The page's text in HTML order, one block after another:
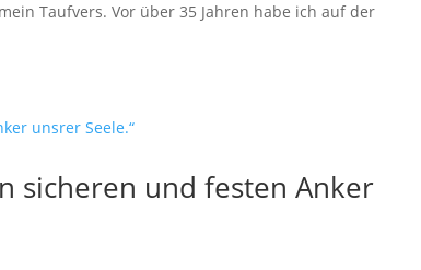
Taufvers. Vor über 35 Jahren habe ich auf der
sicheren und festen Anker